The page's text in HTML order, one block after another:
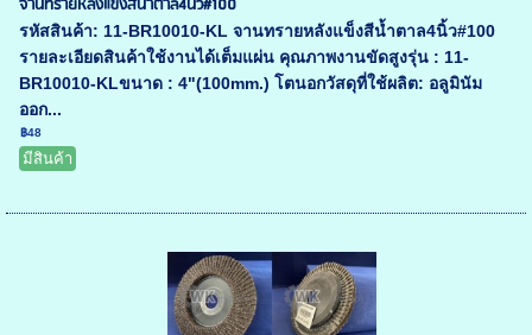
จานทรายหลังแข็งสีน้ำตาล4นิ้ว#100
รหัสสินค้า: 11-BR10010-KL จานทรายหลังแข็งสีน้ำตาล4นิ้ว#100
รายละเอียดสินค้าใช้งานได้เต็มแผ่น คุณภาพงานขัดสูงรุ่น : 11-
BR10010-KLขนาด : 4"(100mm.) โตนอกวัสดุที่ใช้ผลิต: อลูมินัม
ออก...
฿48
มีสินค้า